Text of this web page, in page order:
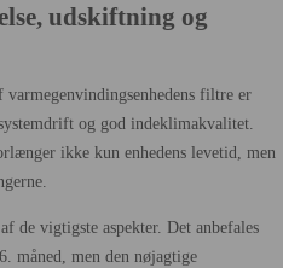
udskiftning og
varmegenvindingsenhedens filtre er
og god indeklimakvalitet.
ikke kun enhedens levetid, men
de vigtigste aspekter. Det anbefales
måned, men den nøjagtige